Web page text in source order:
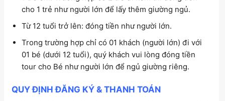
cho 1 trẻ như người lớn để lấy thêm giường ngủ.
Từ 12 tuổi trở lên: đóng tiền như người lớn.
Trong trường hợp chỉ có 01 khách (người lớn) đi với
01 bé (dưới 12 tuổi), quý khách vui lòng đóng tiền
tour cho Bé như người lớn để ngủ giường riêng.
QUY ĐỊNH ĐĂNG KÝ & THANH TOÁN